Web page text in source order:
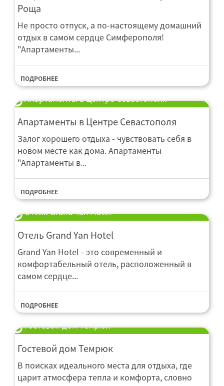
Роща
Не просто отпуск, а по-настоящему домашний
отдых в самом сердце Симферополя!
"Апартаменты...
ПОДРОБНЕЕ
Апартаменты в Центре Севастополя
Апартаменты в Центре Севастополя
Залог хорошего отдыха - чувствовать себя в
новом месте как дома. Апартаменты
"Апартаменты в...
ПОДРОБНЕЕ
Отель Grand Yan Hotel
Отель Grand Yan Hotel
Grand Yan Hotel - это современный и
комфортабельный отель, расположенный в
самом сердце...
ПОДРОБНЕЕ
Гостевой дом Темрюк
Гостевой дом Темрюк
В поисках идеального места для отдыха, где
царит атмосфера тепла и комфорта, словно